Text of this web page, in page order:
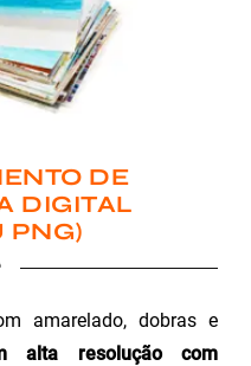
DE
DIGITAL
PNG)
amarelado, dobras e
alta resolução com